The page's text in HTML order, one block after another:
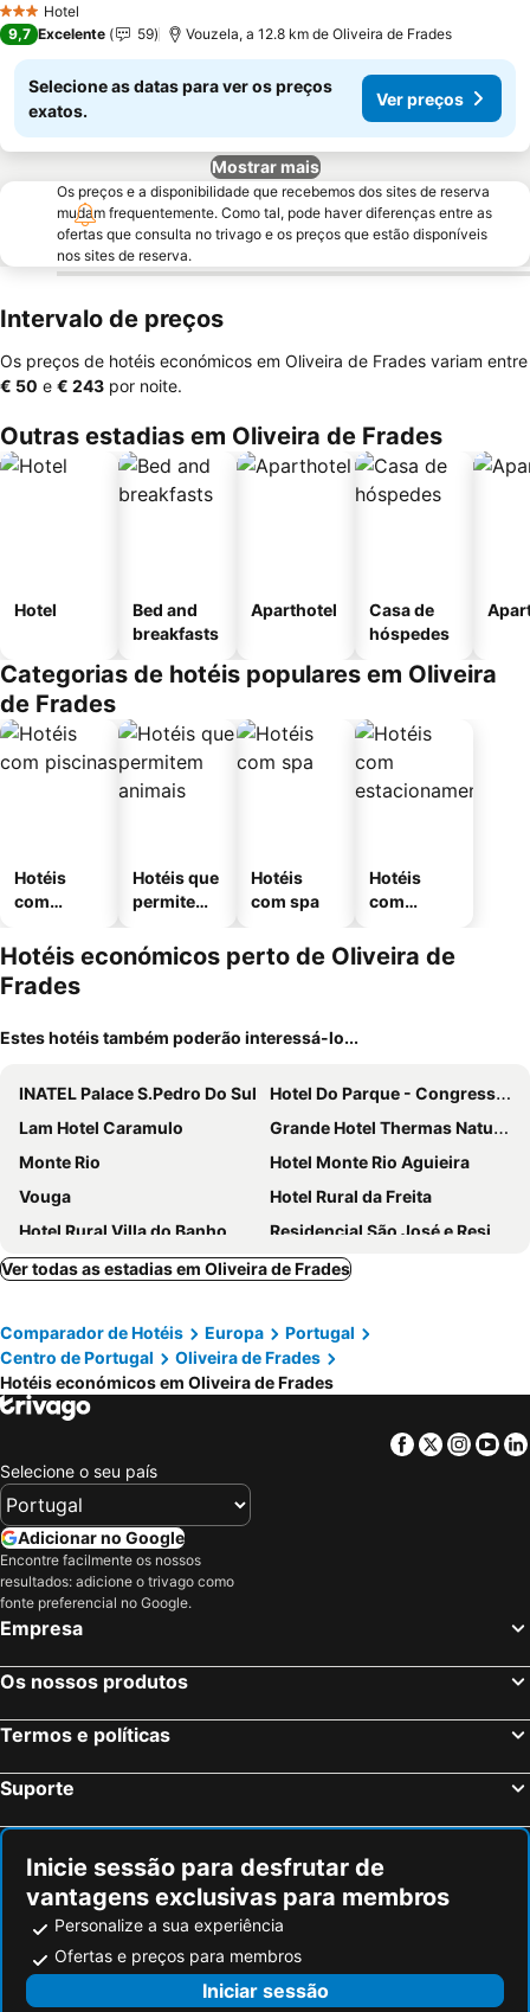
3 EstrelasHotel
Ver preços
9,7 Excelente 59 Vouzela, a 12.8 km de Oliveira de Frades
Selecione as datas para ver os preços
exatos.
Ver preços
Mostrar mais
Os preços e a disponibilidade que recebemos dos sites de reserva
mudam frequentemente. Como tal, pode haver diferenças entre as
ofertas que consulta no trivago e os preços que estão disponíveis
nos sites de reserva.
Intervalo de preços
Os preços de hotéis económicos em Oliveira de Frades variam entre
‎€ 50 e ‎€ 243 por noite.
Outras estadias em Oliveira de Frades
Hotel
Bed and
breakfasts
Aparthotel
Casa de
hóspedes
Categorias de hotéis populares em Oliveira
de Frades
Hotéis
com
Hotéis que
permitem
Hotéis
com spa
Hotéis
com
mento
Hotéis económicos perto de Oliveira de
Frades
Estes hotéis também poderão interessá-lo...
INATEL Palace S.Pedro Do Sul
Hotel Do Parque - Congress & SPA
Lam Hotel Caramulo
Grande Hotel Thermas Nature & SPA
Monte Rio
Hotel Monte Rio Aguieira
Vouga
Hotel Rural da Freita
Hotel Rural Villa do Banho
Residencial São José e Residencial Águas Santas
Hotel Solar da Capela
Palace & Spa Monte Rio Termas
Paço Lafoes
Mosteiro de Sao Cristovao de Lafoes
Paço de Vilharigues
Lavanda Termas De Sao Pedro Do Sul
Pensão David, B&B
Inn Caramulo Hotel
Casa Salomão
Casa de Fataunços
Paço da Torre de Figueiredo das Donas
O Palheiro
Zen Vouga
Quinta de Moçamedes - Turismo de Habitação
Hotel Estalagem do Caramulo
Quinta do Pendão - Agroturismo
Eira Dos Canastros
Rural Vilarinho
Ver todas as estadias em Oliveira de Frades
Comparador de Hotéis Europa
Portugal
Centro de Portugal
Oliveira de Frades
Hotéis económicos em Oliveira de Frades
Facebook
Twitter
Selecione o seu país
Adicionar no Google
Encontre facilmente os nossos
resultados: adicione o trivago como
fonte preferencial no Google.
Empresa
Os nossos produtos
Termos e políticas
Suporte
Inicie sessão para desfrutar de
vantagens exclusivas para membros
Personalize a sua experiência
Ofertas e preços para membros
Iniciar sessão